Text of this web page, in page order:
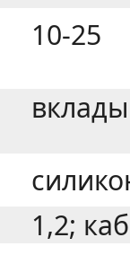
10-25
1,2;